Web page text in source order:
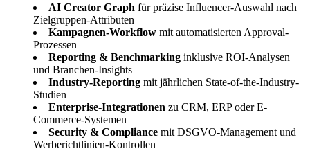
AI Creator Graph für präzise Influencer-Auswahl nach
Zielgruppen-Attributen
Kampagnen-Workflow mit automatisierten Approval-
Prozessen
Reporting & Benchmarking inklusive ROI-Analysen
und Branchen-Insights
Industry-Reporting mit jährlichen State-of-the-Industry-
Studien
Enterprise-Integrationen zu CRM, ERP oder E-
Commerce-Systemen
Security & Compliance mit DSGVO-Management und
Werberichtlinien-Kontrollen